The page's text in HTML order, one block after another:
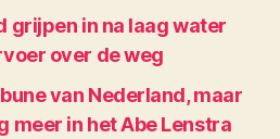
grijpen in na laag water
over de weg
van Nederland, maar
meer in het Abe Lenstra